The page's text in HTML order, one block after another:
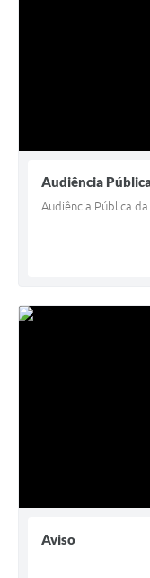
Audiência
Audiência Pública
Aviso